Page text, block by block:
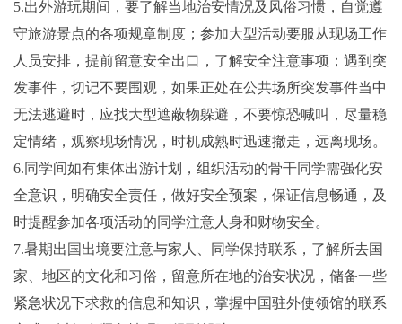
5.出外游玩期间，要了解当地治安情况及风俗习惯，自觉遵
守旅游景点的各项规章制度；参加大型活动要服从现场工作
人员安排，提前留意安全出口，了解安全注意事项；遇到突
发事件，切记不要围观，如果正处在公共场所突发事件当中
无法逃避时，应找大型遮蔽物躲避，不要惊恐喊叫，尽量稳
定情绪，观察现场情况，时机成熟时迅速撤走，远离现场。
6.同学间如有集体出游计划，组织活动的骨干同学需强化安
全意识，明确安全责任，做好安全预案，保证信息畅通，及
时提醒参加各项活动的同学注意人身和财物安全。
7.暑期出国出境要注意与家人、同学保持联系，了解所去国
家、地区的文化和习俗，留意所在地的治安状况，储备一些
紧急状况下求救的信息和知识，掌握中国驻外使领馆的联系